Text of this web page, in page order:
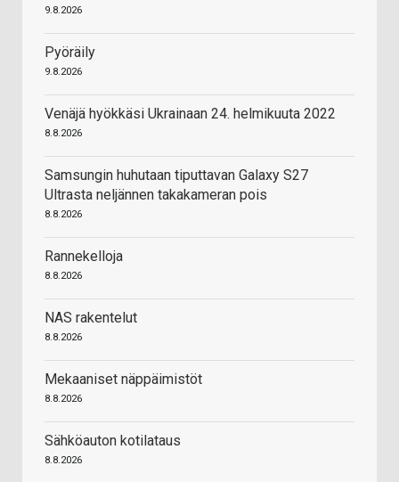
9.8.2026
Pyöräily
9.8.2026
Venäjä hyökkäsi Ukrainaan 24. helmikuuta 2022
8.8.2026
Samsungin huhutaan tiputtavan Galaxy S27
Ultrasta neljännen takakameran pois
8.8.2026
Rannekelloja
8.8.2026
NAS rakentelut
8.8.2026
Mekaaniset näppäimistöt
8.8.2026
Sähköauton kotilataus
8.8.2026